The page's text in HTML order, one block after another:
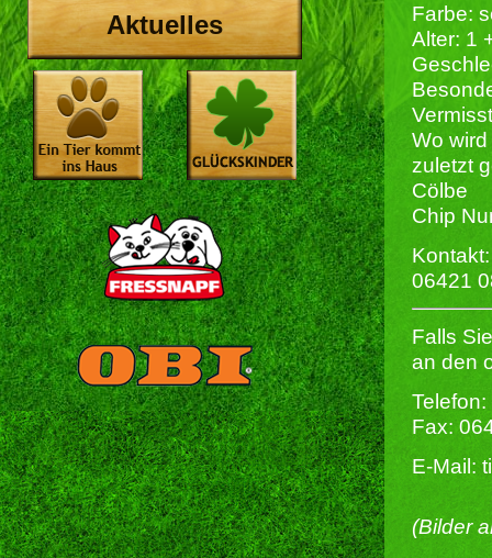
Aktuelles
Farbe:
Alter: 1
Wo
zuletzt
Cölbe
Chip
Kontakt:
06421
Falls
an den
Fax:
E-Mail:
(Bilder